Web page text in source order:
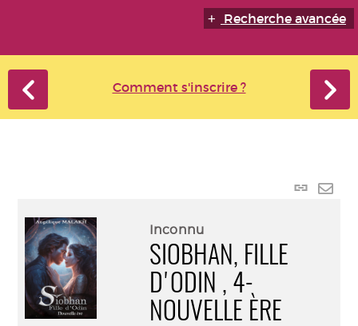
Recherche avancée
Comment s'inscrire ?
Lien
Inconnu
SIOBHAN, FILLE
D'ODIN , 4-
NOUVELLE ÈRE